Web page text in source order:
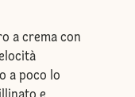
a crema con
a poco lo